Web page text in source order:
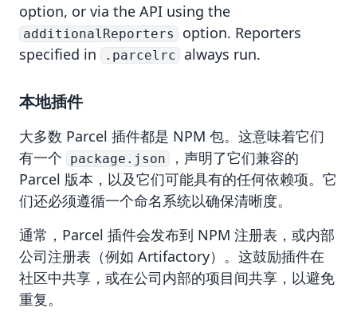
option, or via the API using the
additionalReporters
option. Reporters
specified in
.parcelrc always run.
本地插件
大多数 Parcel 插件都是 NPM 包。这意味着它们
有一个
package.json
，声明了它们兼容的
Parcel 版本，以及它们可能具有的任何依赖项。它
们还必须遵循一个命名系统以确保清晰度。
通常，Parcel 插件会发布到 NPM 注册表，或内部
公司注册表（例如 Artifactory）。这鼓励插件在
社区中共享，或在公司内部的项目间共享，以避免
重复。